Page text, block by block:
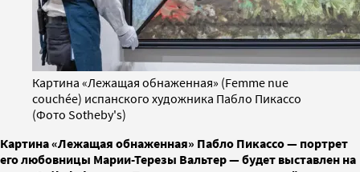
Картина «Лежащая обнаженная» (Femme nue
couchée) испанского художника Пабло Пикассо
(Фото Sotheby's)
Картина «Лежащая обнаженная» Пабло Пикассо — портрет
его любовницы Марии-Терезы Вальтер — будет выставлен на